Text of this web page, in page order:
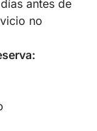
antes de
no